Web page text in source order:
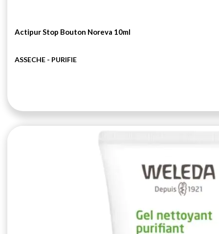
Actipur Stop Bouton Noreva 10ml
ASSECHE - PURIFIE